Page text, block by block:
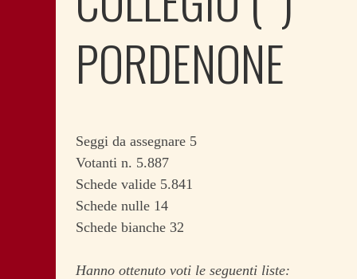
PORDENONE
Seggi da assegnare 5
Votanti n. 5.887
Schede valide 5.841
Schede nulle 14
Schede bianche 32
Hanno ottenuto voti le seguenti liste: